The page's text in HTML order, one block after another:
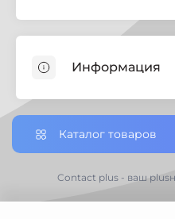
Биозащита
Строительная химия
Замки
Петли дверные
Хозяйственный
Информация
Настройки сookie-
Доставка заказов по
Доставка по
Отзывы о магазине
Каталог товаров
Contact plus - ваш